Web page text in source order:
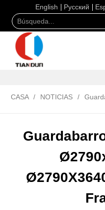
English Русский
CASA / NOTICIAS /